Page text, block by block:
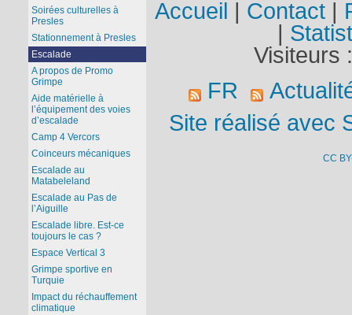
Soirées culturelles à
Presles
Stationnement à Presles
Escalade
A propos de Promo
Grimpe
Aide matérielle à
l’équipement des voies
d’escalade
Camp 4 Vercors
Coinceurs mécaniques
Escalade au
Matabeleland
Escalade au Pas de
l’Aiguille
Escalade libre. Est-ce
toujours le cas ?
Espace Vertical 3
Grimpe sportive en
Turquie
Impact du réchauffement
climatique
Accueil Contact
Visiteurs
FR
Site réalisé avec
CC